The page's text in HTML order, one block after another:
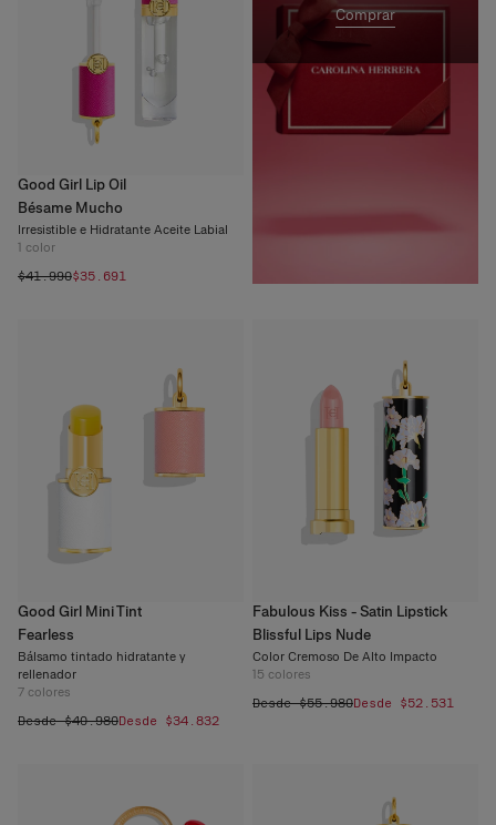
Good Girl Lip Oil
Bésame Mucho
Irresistible e Hidratante Aceite Labial
1 color
$41.990$35.691
Good Girl Mini Tint
Fearless
Bálsamo tintado hidratante y
rellenador
7 colores
Desde $40.980Desde $34.832
Fabulous Kiss - Satin Lipstick
Blissful Lips Nude
Color Cremoso De Alto Impacto
15 colores
Desde $55.980Desde $52.531
Comprar